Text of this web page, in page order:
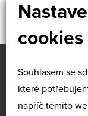
cookies
Souhlasem se
které
napříč těmito webovými